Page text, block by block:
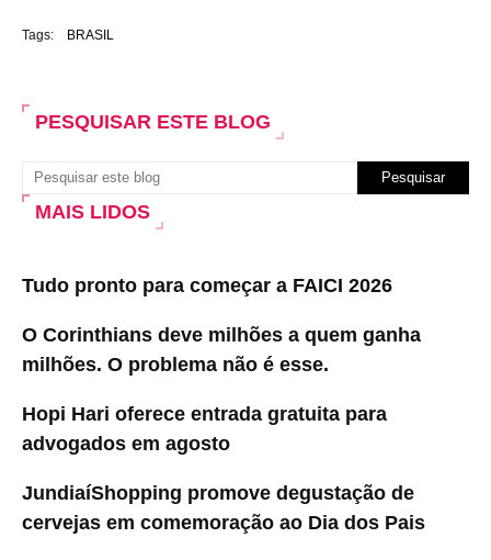
Tags: BRASIL
PESQUISAR ESTE BLOG
MAIS LIDOS
Tudo pronto para começar a FAICI 2026
O Corinthians deve milhões a quem ganha
milhões. O problema não é esse.
Hopi Hari oferece entrada gratuita para
advogados em agosto
JundiaíShopping promove degustação de
cervejas em comemoração ao Dia dos Pais